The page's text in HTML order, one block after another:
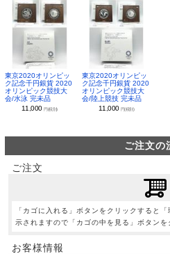
東京2020オリンピッ
ク記念千円銀貨 2020
オリンピック競技大
会/水泳 完未品
11,000円(税別)
東京2020オリンピッ
ク記念千円銀貨 2020
オリンピック競技大
会/陸上競技 完未品
11,000 円(税別)
ご注文の
ご注文
「カゴに入れる」ボタンをクリックすると
示されますので「カゴの中を見る」ボタンを
お客様情報